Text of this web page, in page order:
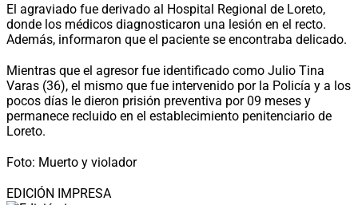
El agraviado fue derivado al Hospital Regional de Loreto,
donde los médicos diagnosticaron una lesión en el recto.
Además, informaron que el paciente se encontraba delicado.
Mientras que el agresor fue identificado como Julio Tina
Varas (36), el mismo que fue intervenido por la Policía y a los
pocos días le dieron prisión preventiva por 09 meses y
permanece recluido en el establecimiento penitenciario de
Loreto.
Foto: Muerto y violador
EDICIÓN IMPRESA